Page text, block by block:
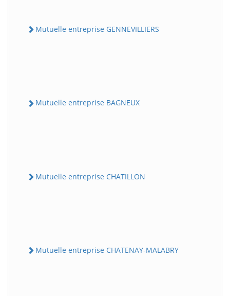
Mutuelle entreprise GENNEVILLIERS
Mutuelle entreprise BAGNEUX
Mutuelle entreprise CHATILLON
Mutuelle entreprise CHATENAY-MALABRY